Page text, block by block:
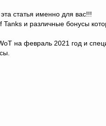
статья именно для вас!!!
и различные бонусы
на февраль 2021 год и